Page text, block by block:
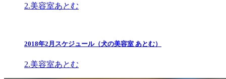
2.美容室あとむ
2018年2月スケジュール（犬の美容室 あとむ）
2.美容室あとむ